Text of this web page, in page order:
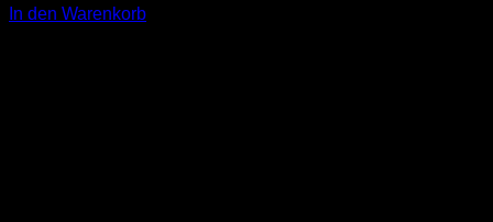
In den Warenkorb